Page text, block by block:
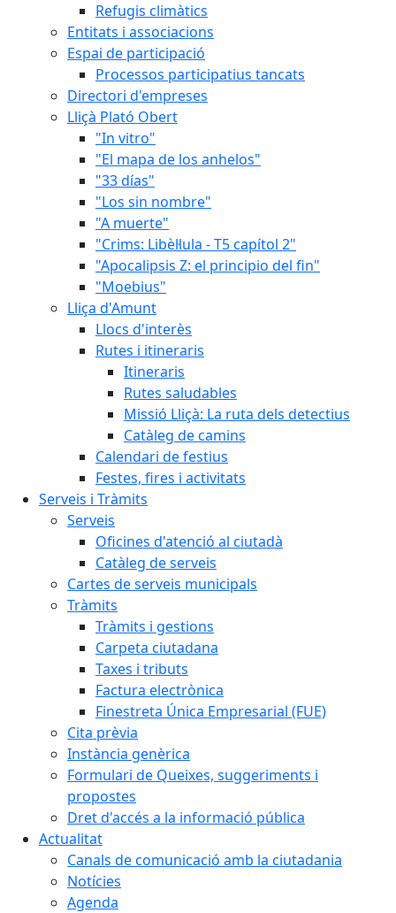
Refugis climàtics
Entitats i associacions
Espai de participació
Processos participatius tancats
Directori d'empreses
Lliçà Plató Obert
"In vitro"
"El mapa de los anhelos"
"33 días"
"Los sin nombre"
"A muerte"
"Crims: Libèl·lula - T5 capítol 2"
"Apocalipsis Z: el principio del fin"
"Moebius"
Lliça d'Amunt
Llocs d'interès
Rutes i itineraris
Itineraris
Rutes saludables
Missió Lliçà: La ruta dels detectius
Catàleg de camins
Calendari de festius
Festes, fires i activitats
Serveis i Tràmits
Serveis
Oficines d'atenció al ciutadà
Catàleg de serveis
Cartes de serveis municipals
Tràmits
Tràmits i gestions
Carpeta ciutadana
Taxes i tributs
Factura electrònica
Finestreta Única Empresarial (FUE)
Cita prèvia
Instància genèrica
Formulari de Queixes, suggeriments i
propostes
Dret d'accés a la informació pública
Actualitat
Canals de comunicació amb la ciutadania
Notícies
Agenda